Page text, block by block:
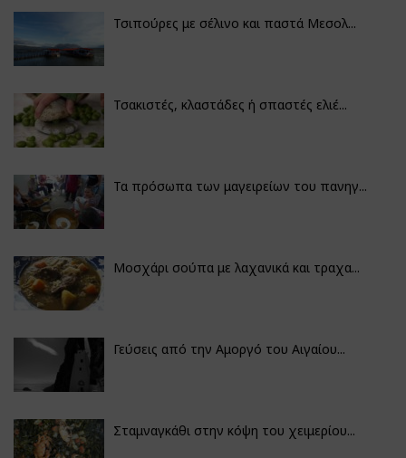
Τσιπούρες με σέλινο και παστά Μεσολ...
Τσακιστές, κλαστάδες ή σπαστές ελιέ...
Τα πρόσωπα των μαγειρείων του πανηγ...
Μοσχάρι σούπα με λαχανικά και τραχα...
Γεύσεις από την Αμοργό του Αιγαίου...
Σταμναγκάθι στην κόψη του χειμερίου...